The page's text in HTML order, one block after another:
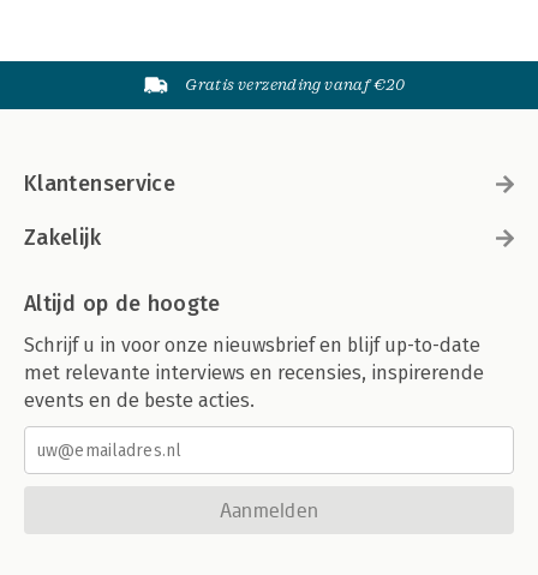
Gratis verzending vanaf €20
Klantenservice
Zakelijk
Altijd op de hoogte
Schrijf u in voor onze nieuwsbrief en blijf up-to-date
met relevante interviews en recensies, inspirerende
events en de beste acties.
Aanmelden